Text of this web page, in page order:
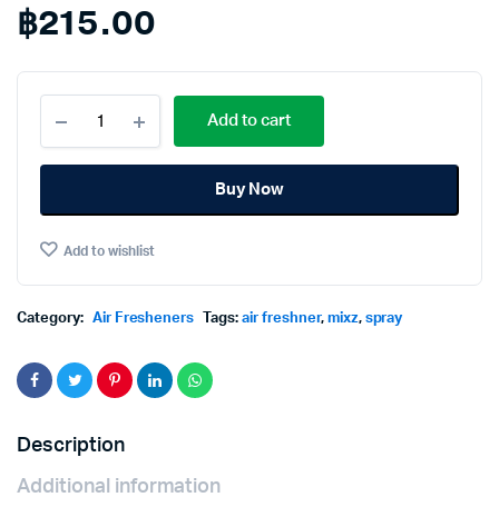
฿215.00
Hygienic
Air
Freshener
Lemon
มิกซ์
ปรับ
เล
ม่อน
quantity
Add to cart
Buy Now
Add to wishlist
Category: Air Fresheners Tags:air freshner, mixz, spray
Description
Additional information